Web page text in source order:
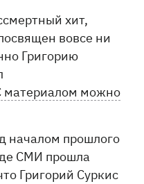
хит,
вовсе ни
Григорию
материалом можно
началом прошлого
СМИ прошла
Григорий Суркис